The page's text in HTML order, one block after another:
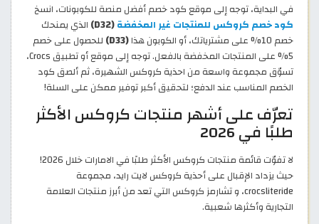
في البداية، توجه إلى موقع كود خصم أفضل منصة للكوبونات، انسخ
كود خصم كروكس للمنتجات غير المخفضة(D32)
الذي يمنحك
خصم 10% على مشترياتك، أو الكوبون هذا
(D33)
للحصول على خصم
5% على المنتجات المخفضة بالفعل. توجه إلى موقع أو تطبيق Crocs،
تسوّق مجموعة واسعة من احذية كروكس الشهيرة، ثم ألصق كود
الخصم المناسب عند الدفع؛ لتحقيق أكبر توفير ممكن على السلة!
تعرّف على أشهر منتجات كروكس الأكثر
طلبًا في 2026
لا تفوّت قائمة منتجات كروكس الأكثر طلبًا في الامارات خلال 2026!
حيث يزداد الإقبال على أحذية كروكس لايت رايد، مجموعة
crocsliteride، و تشارمز كروكس التي تعد من أبرز منتجات العلامة
التجارية وأكثرها شعبية.